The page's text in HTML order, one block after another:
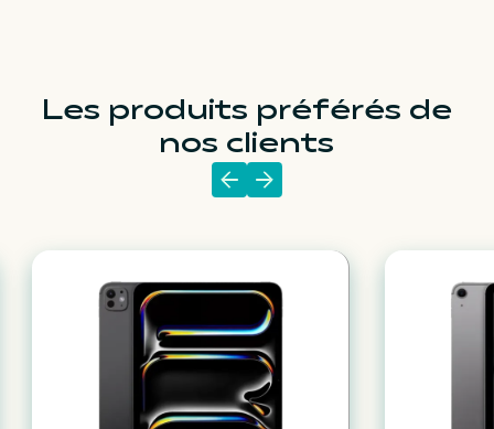
Les produits préférés de
nos clients